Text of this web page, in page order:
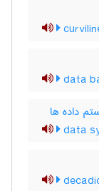
data
داده ها
data